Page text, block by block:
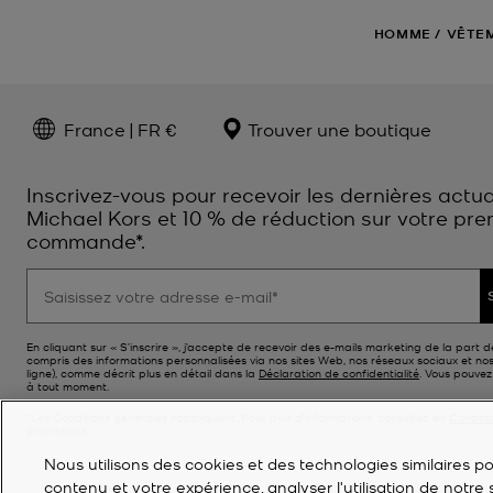
HOMME /
France | FR € Trouver une boutique
Inscrivez-vous pour recevoir les dernières
Michael Kors et 10 % de réduction sur votre
commande*.
En cliquant sur « S’inscrire », j’accepte de recevoir des e-mails marketing de la part
compris des informations personnalisées via nos sites Web, nos réseaux sociaux et
ligne), comme décrit plus en détail dans la Déclaration de confidentialité. Vous
à tout moment.
Nous utilisons des cookies et des technologies similaires
contenu et votre expérience, analyser l'utilisation de notre